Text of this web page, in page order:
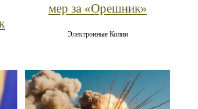
мер за «Орешник»
Электронные Копии